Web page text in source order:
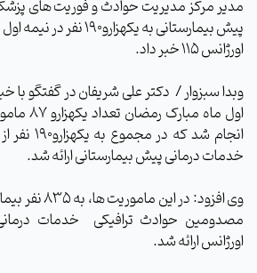
مدیر مرکز مدیریت حوادث و فوریت های
پیش بیمارستانی به
اورژانس 115 خبر داد.
وبدا سبزوار / دکتر علی شریفان در گفتگو با
انجام شد
خدمات درمانی پیش بیمارستانی ارائه شد.
مصدومین حوادث ترافیکی
خدمات
اورژانس ارائه شد.